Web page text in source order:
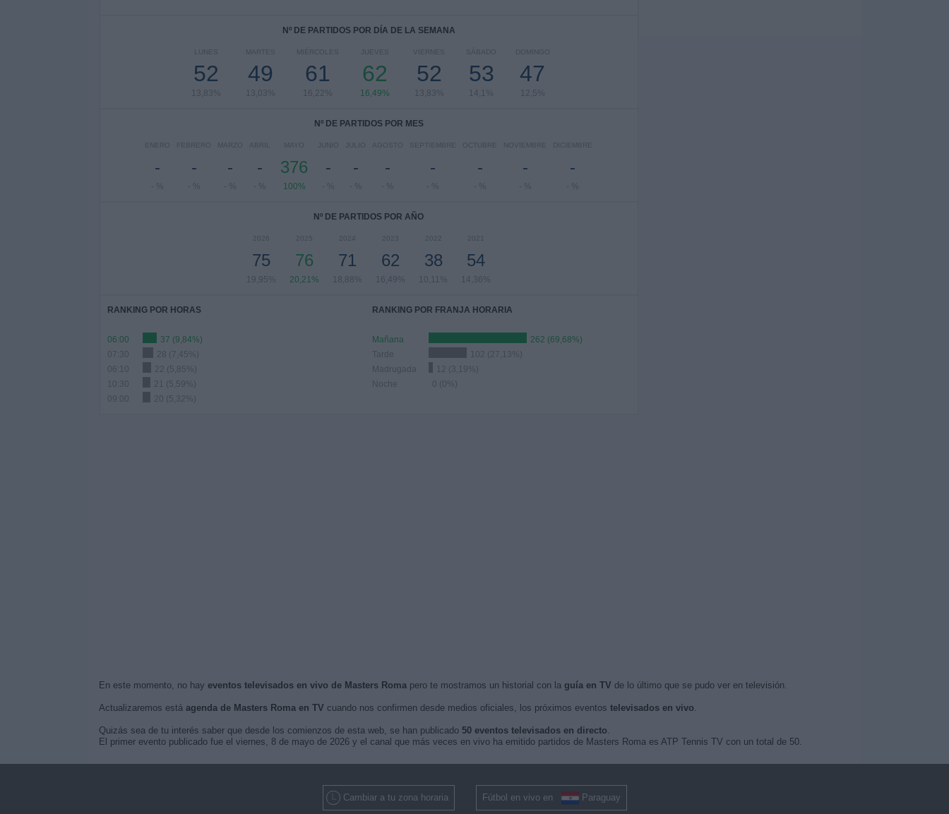
Nº DE PARTIDOS POR DÍA DE LA SEMANA
LUNES
52
13,83%
MARTES
49
13,03%
MIÉRCOLES
61
16,22%
JUEVES
62
16,49%
VIERNES
52
13,83%
SÁBADO
53
14,1%
DOMINGO
47
12,5%
Nº DE PARTIDOS POR MES
ENERO
-
- %
FEBRERO
-
- %
MARZO
-
- %
ABRIL
-
- %
MAYO
376
100%
JUNIO
-
- %
JULIO
-
- %
AGOSTO
-
- %
SEPTIEMBRE
-
- %
OCTUBRE
-
- %
NOVIEMBRE
-
- %
DICIEMBRE
-
- %
Nº DE PARTIDOS POR AÑO
2026
75
19,95%
2025
76
20,21%
2024
71
18,88%
2023
62
16,49%
2022
38
10,11%
2021
54
14,36%
RANKING POR HORAS
06:00
37 (9,84%)
07:30
28 (7,45%)
06:10
22 (5,85%)
10:30
21 (5,59%)
09:00
20 (5,32%)
RANKING POR FRANJA HORARIA
Mañana
262 (69,68%)
Tarde
102 (27,13%)
Madrugada
12 (3,19%)
Noche
0 (0%)
En este momento, no hay eventos televisados en vivo de Masters Romapero te mostramos un historial con la guía en TV de lo último que se pudo ver en televisión.
Actualizaremos está agenda de Masters Roma en TV cuando nos confirmen desde medios oficiales, los próximos eventos televisados en vivo.
Quizás sea de tu interés saber que desde los comienzos de esta web, se han publicado 50 eventos televisados en directo.
El primer evento publicado fue el viernes, 8 de mayo de 2026 y el canal que más veces en vivo ha emitido partidos de Masters Roma es ATP Tennis TV con un total de 50.
Cambiar a tu zona horaria Fútbol en vivo en Paraguay